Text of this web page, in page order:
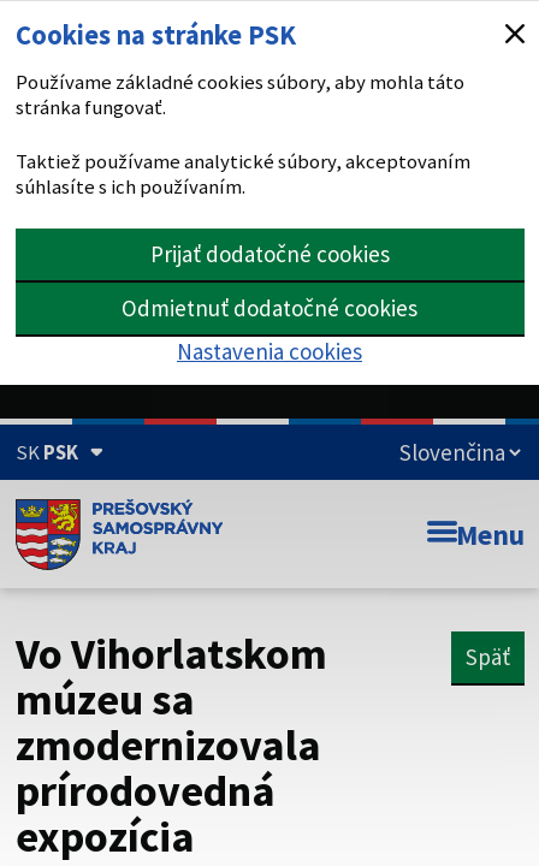
Cookies na stránke PSK
Používame základné cookies súbory, aby mohla táto
stránka fungovať.
Taktiež používame analytické súbory, akceptovaním
súhlasíte s ich používaním.
Prijať dodatočné cookies
Odmietnuť dodatočné cookies
Nastavenia cookies
SKPSK
Doména psk.sk je oficiálna
Toto je oficiálna webová stránka Prešovského
Táto stránka je zabezpečená
Buďte pozorní a vždy sa uistite, že zdieľate informácie iba
cez zabezpečenú webovú stránku. Zabezpečená stránka
vždy začína https:// pred názvom domény webového sídla.
Menu
Vo Vihorlatskom
múzeu sa
zmodernizovala
prírodovedná
expozícia
Späť